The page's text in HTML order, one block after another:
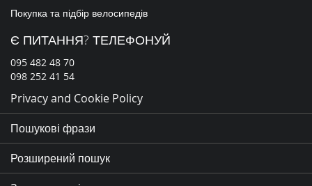
Покупка та підбір велосипедів
Є ПИТАННЯ? ТЕЛЕФОНУЙ
095 482 48 70
098 252 41 54
Privacy and Cookie Policy
Пошукові фрази
Розширений пошук